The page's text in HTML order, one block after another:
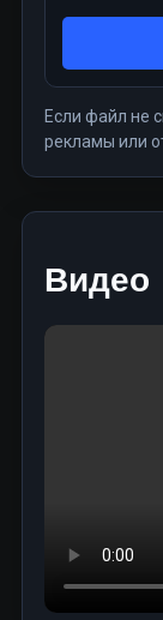
Если файл не
рекламы или
Видео